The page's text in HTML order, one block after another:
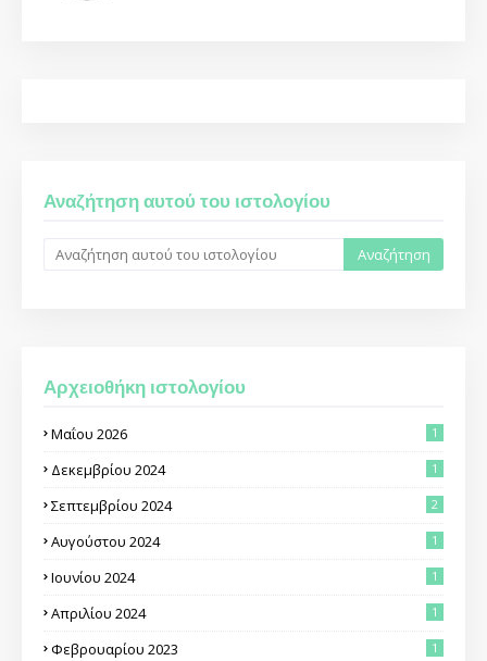
Αναζήτηση αυτού του ιστολογίου
Αρχειοθήκη ιστολογίου
Μαΐου 2026 1
Δεκεμβρίου 2024 1
Σεπτεμβρίου 2024 2
Αυγούστου 2024 1
Ιουνίου 2024 1
Απριλίου 2024 1
Φεβρουαρίου 2023 1